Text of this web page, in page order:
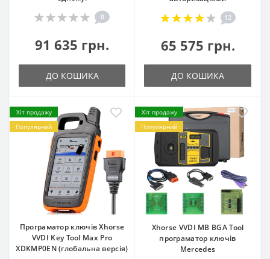
0
91 635 грн.
ДО КОШИКА
12
65 575 грн.
ДО КОШИКА
Хіт продажу
Популярний
Програматор ключів Xhorse
VVDI Key Tool Max Pro
XDKMP0EN (глобальна версія)
Хіт продажу
Популярний
Xhorse VVDI MB BGA Tool
програматор ключів
Mercedes